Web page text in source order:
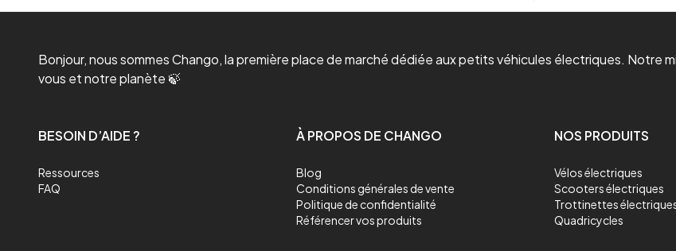
Bonjour, nous sommes Chango, la première place de marché dédiée aux petits véhicules électriques. Notre
vous et notre planète 🍃
BESOIN D’AIDE ?
Ressources
FAQ
À PROPOS DE CHANGO
Blog
Conditions générales de vente
Politique de confidentialité
Référencer vos produits
NOS PRODUITS
Vélos électriques
Scooters électriques
Trottinettes
Quadricycles